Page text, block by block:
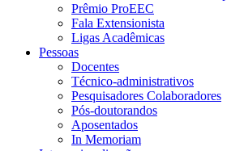
Prêmio ProEEC
Fala Extensionista
Ligas Acadêmicas
Pessoas
Docentes
Técnico-administrativos
Pesquisadores Colaboradores
Pós-doutorandos
Aposentados
In Memoriam